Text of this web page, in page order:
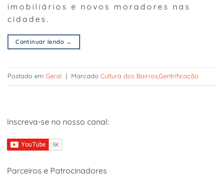
imobiliários e novos moradores nas
cidades.
Continuar lendo →
Postado em Geral | Marcado Cultura dos BairrosGentrificação
Inscreva-se no nosso canal:
Parceiros e Patrocinadores